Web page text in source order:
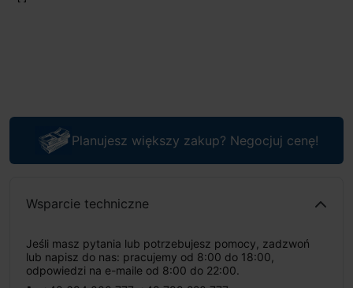
Planujesz większy zakup? Negocjuj cenę!
Wsparcie techniczne
Jeśli masz pytania lub potrzebujesz pomocy, zadzwoń
lub napisz do nas: pracujemy od 8:00 do 18:00,
odpowiedzi na e-maile od 8:00 do 22:00.